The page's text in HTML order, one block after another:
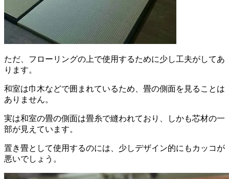
ただ、フローリングの上で使用するために少し工夫がしてあ
ります。
和室は巾木などで囲まれているため、畳の側面を見ることは
ありません。
実は和室の畳の側面は畳糸で縫われており、しかも芯材の一
部が見えています。
置き畳として使用するのには、少しデザイン的にもカッコが
悪いでしょう。